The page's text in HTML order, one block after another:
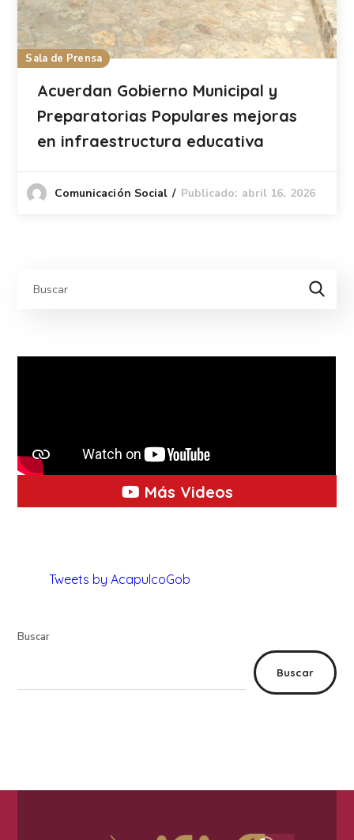
Sala de Prensa
Acuerdan Gobierno Municipal y
Preparatorias Populares mejoras
en infraestructura educativa
Comunicación Social Publicado: abril 16, 2026
Más Videos
Tweets by AcapulcoGob
Buscar
Buscar